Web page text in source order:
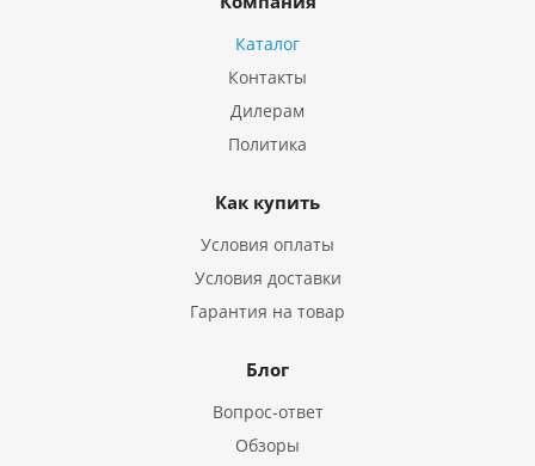
Каталог
Контакты
Дилерам
Политика
Как купить
Условия оплаты
Условия доставки
Гарантия на товар
Блог
Вопрос-ответ
Обзоры